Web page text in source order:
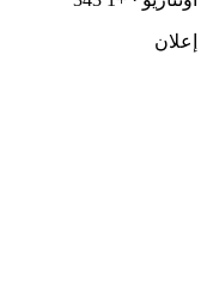
إعلان